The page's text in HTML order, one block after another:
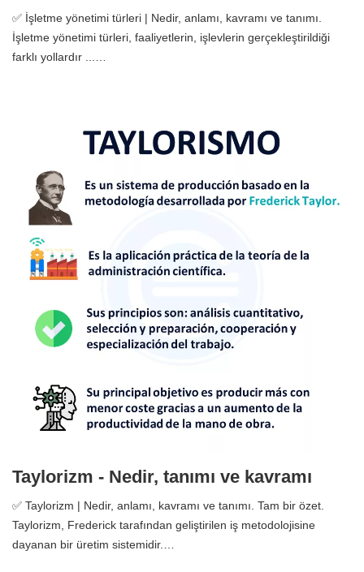
✅ İşletme yönetimi türleri | Nedir, anlamı, kavramı ve tanımı.
İşletme yönetimi türleri, faaliyetlerin, işlevlerin gerçekleştirildiği
farklı yollardır ...…
Taylorizm - Nedir, tanımı ve kavramı
✅ Taylorizm | Nedir, anlamı, kavramı ve tanımı. Tam bir özet.
Taylorizm, Frederick tarafından geliştirilen iş metodolojisine
dayanan bir üretim sistemidir.…